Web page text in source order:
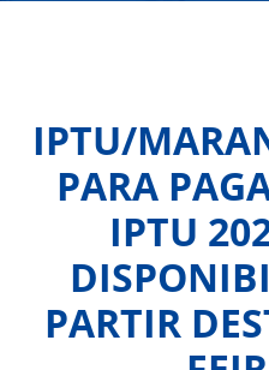
IPTU/
PARA
IPTU
PARTIR